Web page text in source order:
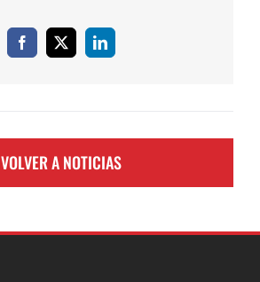
Facebook
X LinkedIn
VOLVER A NOTICIAS